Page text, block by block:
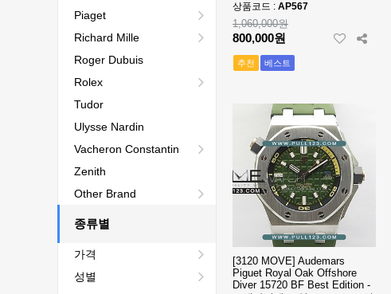
Piaget
Richard Mille
Roger Dubuis
Rolex
Tudor
Ulysse Nardin
Vacheron Constantin
Zenith
Other Brand
종류별
가격
성별
26240 50th SS
션
상품코드 : AP567
1,060,000원
800,000원
추천 베스트
[3120 MOVE] Audemars
Piguet Royal Oak Offshore
Diver 15720 BF Best Edition -